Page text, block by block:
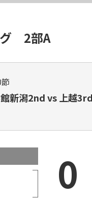
2部A
新潟2nd vs 上越3rd
0